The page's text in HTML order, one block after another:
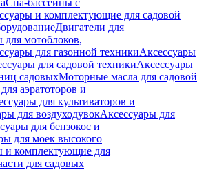
Спа-бассейны с
и комплектующие для садовой
Двигатели для
мотоблоков,
для газонной техникиАксессуары
для садовой техникиАксессуары
садовыхМоторные масла для садовой
аэратоторов и
для культиваторов и
для воздуходувокАксессуары для
для бензокос и
для моек высокого
и комплектующие для
для садовых